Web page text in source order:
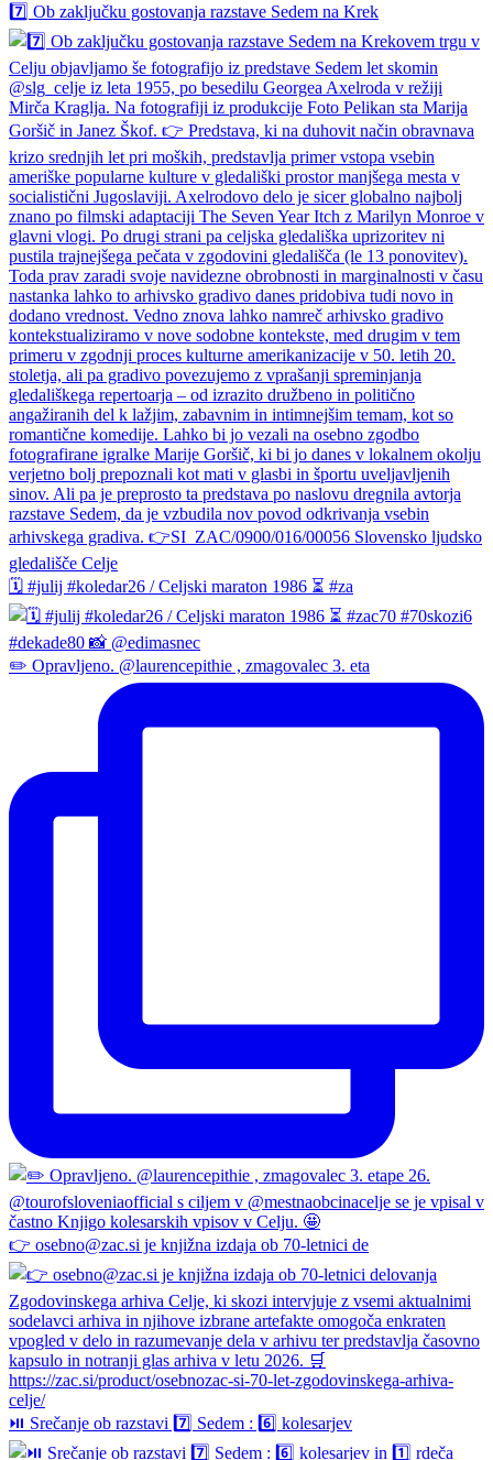
7️⃣ Ob zaključku gostovanja razstave Sedem na Krek
🗓️ #julij #koledar26 / Celjski maraton 1986 ⏳ #za
✏️ Opravljeno. @laurencepithie , zmagovalec 3. eta
👉 osebno@zac.si je knjižna izdaja ob 70-letnici de
⏯️ Srečanje ob razstavi 7️⃣ Sedem : 6️⃣ kolesarjev